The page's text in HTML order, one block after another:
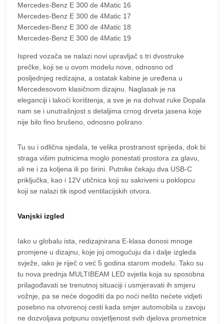
Mercedes-Benz E 300 de 4Matic 16
Mercedes-Benz E 300 de 4Matic 17
Mercedes-Benz E 300 de 4Matic 18
Mercedes-Benz E 300 de 4Matic 19
Ispred vozača se nalazi novi upravljač s tri dvostruke
prečke, koji se u ovom modelu nove, odnosno od
posljednjeg redizajna, a ostatak kabine je uređena u
Mercedesovom klasičnom dizajnu. Naglasak je na
eleganciji i lakoći korištenja, a sve je na dohvat ruke.Dopala
nam se i unutrašnjost s detaljima crnog drveta jasena koje
nije bilo fino brušeno, odnosno polirano.
Tu su i odlična sjedala, te velika prostranost sprijeda, dok bi
straga višim putnicima moglo ponestati prostora za glavu,
ali ne i za koljena ili po širini. Putnike čekaju dva USB-C
priključka, kao i 12V utičnica koji su sakriveni u poklopcu
koji se nalazi tik ispod ventilacijskih otvora.
Vanjski izgled
Iako u globalu ista, redizajnirana E-klasa donosi mnoge
promjene u dizajnu, koje joj omogućuju da i dalje izgleda
svježe, iako je riječ o već 5 godina starom modelu. Tako su
tu nova prednja MULTIBEAM LED svjetla koja su sposobna
prilagođavati se trenutnoj situaciji i usmjeravati ih smjeru
vožnje, pa se neće dogoditi da po noći nešto nećete vidjeti
posebno na otvorenoj cesti kada smjer automobila u zavoju
ne dozvoljava potpunu osvjetljenost svih djelova prometnice